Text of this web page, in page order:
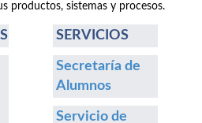
productos, sistemas y procesos.
SERVICIOS
Secretaría de
Alumnos
Servicio de